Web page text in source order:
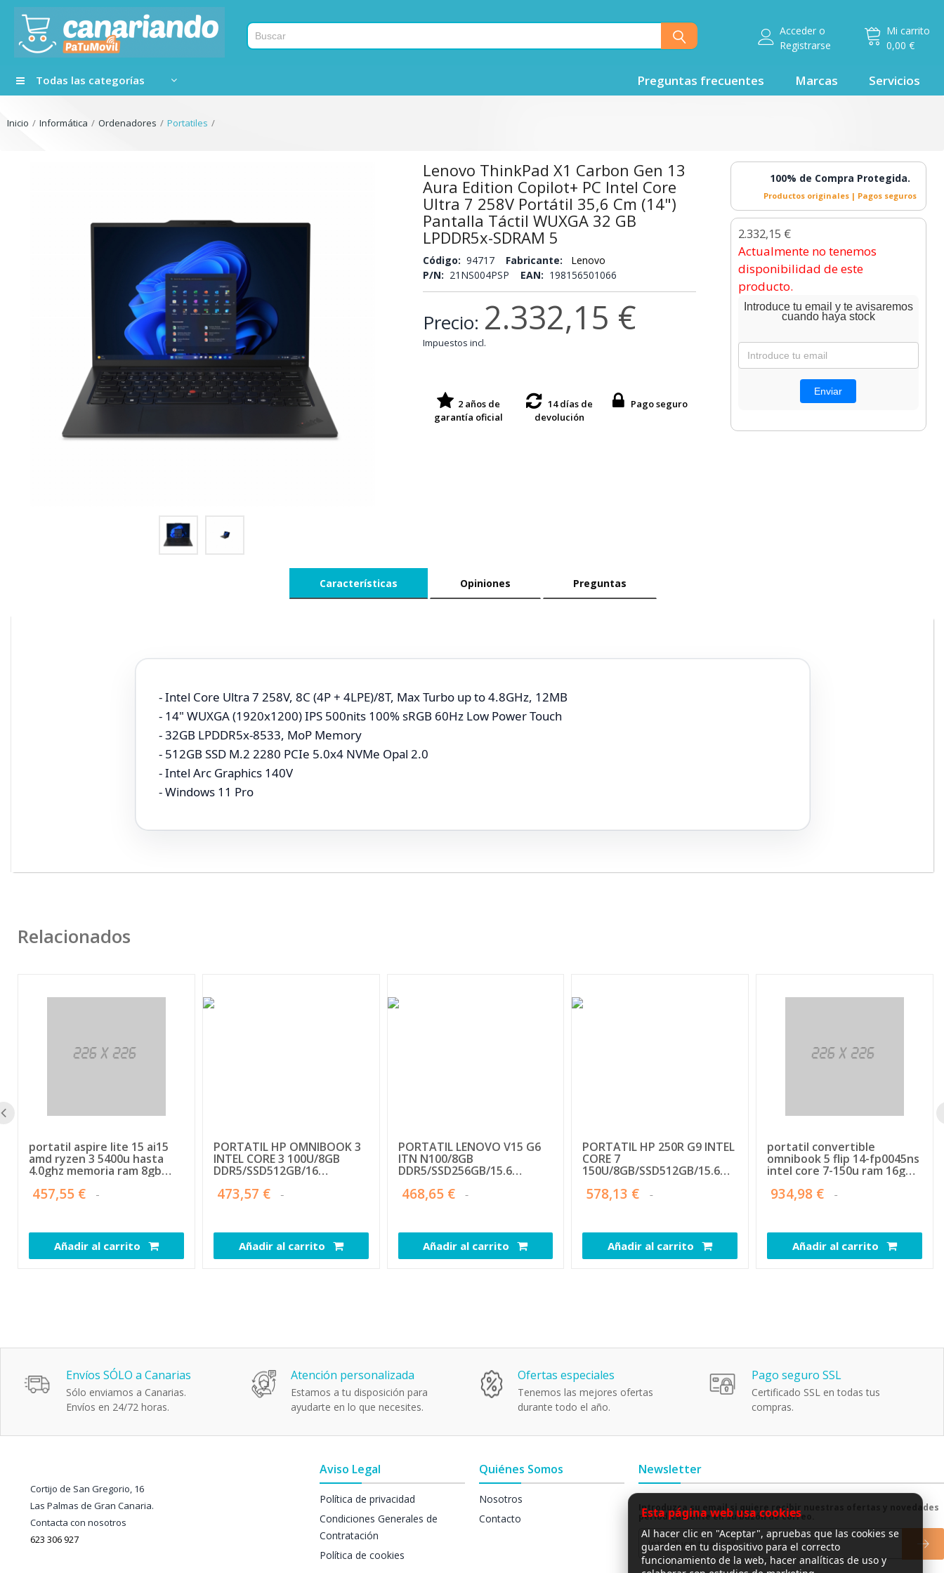
Mi carrito
0,00 €
Accedero
Registrarse
Todas las categorías Preguntas frecuentes Marcas Servicios
Inicio Informática Ordenadores Portatiles
Lenovo ThinkPad X1 Carbon Gen 13
Aura Edition Copilot+ PC Intel Core
Ultra 7 258V Portátil 35,6 Cm (14")
Pantalla Táctil WUXGA 32 GB
LPDDR5x-SDRAM 5
Código: 94717 Fabricante:
Lenovo
P/N: 21NS004PSP EAN: 198156501066
Precio: 2.332,15 €
Impuestos incl.
2 años de
garantía oficial
14 días de
devolución
Pago seguro
100% de Compra Protegida.
Productos originales | Pagos seguros
2.332,15 €
Actualmente no tenemos
disponibilidad de este
producto.
Introduce tu email y te avisaremos
cuando haya stock
Características Opiniones Preguntas
- Intel Core Ultra 7 258V, 8C (4P + 4LPE)/8T, Max Turbo up to 4.8GHz, 12MB
- 14" WUXGA (1920x1200) IPS 500nits 100% sRGB 60Hz Low Power Touch
- 32GB LPDDR5x-8533, MoP Memory
- 512GB SSD M.2 2280 PCIe 5.0x4 NVMe Opal 2.0
- Intel Arc Graphics 140V
- Windows 11 Pro
Relacionados
portatil aspire lite 15 ai15
amd ryzen 3 5400u hasta
4.0ghz memoria ram 8gb
grafica integrada amd
pixeles/ 250 cd / m²
457,55 €
Añadir al carrito
PORTATIL HP OMNIBOOK 3
INTEL CORE 3 100U/8GB
DDR5/SSD512GB/16
473,57 €
Añadir al carrito
PORTATIL LENOVO V15 G6
ITN N100/8GB
DDR5/SSD256GB/15.6
C/3Y/W11HOME
468,65 €
Añadir al carrito
PORTATIL HP 250R G9 INTEL
CORE 7
150U/8GB/SSD512GB/15.6
578,13 €
Añadir al carrito
portatil convertible
omnibook 5 flip 14-fp0045ns
intel core 7-150u ram 16gb
nvme m.2 14' tactil 2k ips
displayport 1.4
934,98 €
Añadir al carrito
Envíos SÓLO a Canarias
Sólo enviamos a Canarias.
Envíos en 24/72 horas.
Atención personalizada
Estamos a tu disposición para
ayudarte en lo que necesites.
Ofertas especiales
Tenemos las mejores ofertas
durante todo el año.
Pago seguro SSL
Certificado SSL en todas tus
compras.
Cortijo de San Gregorio, 16
Las Palmas de Gran Canaria.
Contacta con nosotros
623 306 927
Aviso Legal
Política de privacidad
Condiciones Generales de
Contratación
Política de cookies
Quiénes Somos
Nosotros
Contacto
Newsletter
Introduzca su email si quiere recibir nuestras ofertas y novedades
periódicamente en su buzón de correo.
Esta página web usa cookies
Al hacer clic en "Aceptar", apruebas que las cookies se
guarden en tu dispositivo para el correcto
funcionamiento de la web, hacer analíticas de uso y